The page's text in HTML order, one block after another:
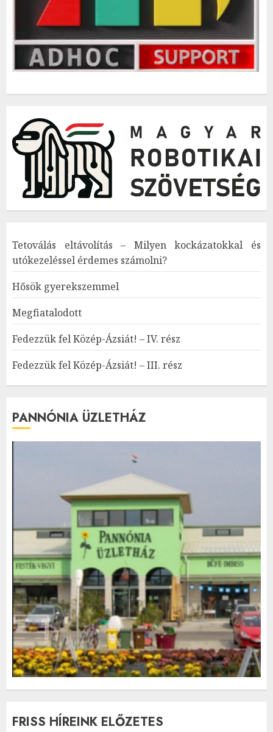
Tetoválás eltávolítás – Milyen kockázatokkal és
utókezeléssel érdemes számolni?
Hősök gyerekszemmel
Megfiatalodott
Fedezzük fel Közép-Ázsiát! – IV. rész
Fedezzük fel Közép-Ázsiát! – III. rész
PANNÓNIA ÜZLETHÁZ
FRISS HÍREINK ELŐZETES